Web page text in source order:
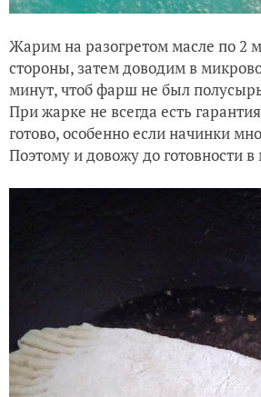
Жарим на разогретом масле по 2
стороны, затем доводим в
минут, чтоб фарш не был
При жарке не всегда есть
готово, особенно если начинки
Поэтому и довожу до готовности